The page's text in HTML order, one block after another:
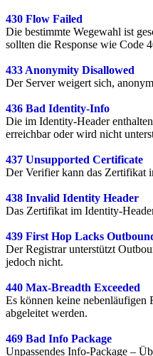
430 Flow Failed
Die bestimmte Wegewahl ist
sollten die Response wie Code
433 Anonymity Disallowed
Der Server weigert sich,
436 Bad Identity-Info
Die im Identity-Header
erreichbar oder wird nicht
437 Unsupported Certificate
Der Verifier kann das Zertifikat
438 Invalid Identity Header
Das Zertifikat im Identity-
439 First Hop Lacks
Der Registrar unterstützt
jedoch nicht.
440 Max-Breadth Exceeded
Es können keine nebenläufigen
abgeleitet werden.
469 Bad Info Package
Unpassendes Info-Package –